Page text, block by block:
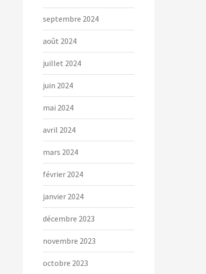
septembre 2024
août 2024
juillet 2024
juin 2024
mai 2024
avril 2024
mars 2024
février 2024
janvier 2024
décembre 2023
novembre 2023
octobre 2023